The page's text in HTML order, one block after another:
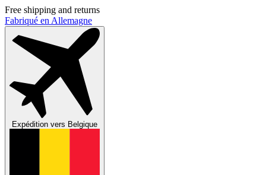
Free shipping and returns
Fabriqué en Allemagne
Expédition vers Belgique